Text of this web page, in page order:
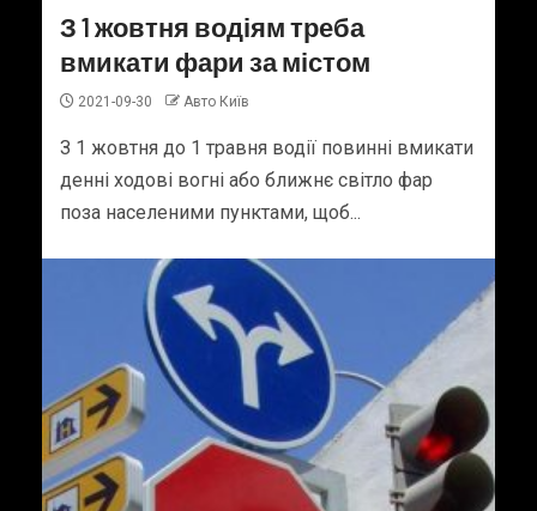
З 1 жовтня водіям треба
вмикати фари за містом
2021-09-30 Авто Київ
З 1 жовтня до 1 травня водії повинні вмикати
денні ходові вогні або ближнє світло фар
поза населеними пунктами, щоб...